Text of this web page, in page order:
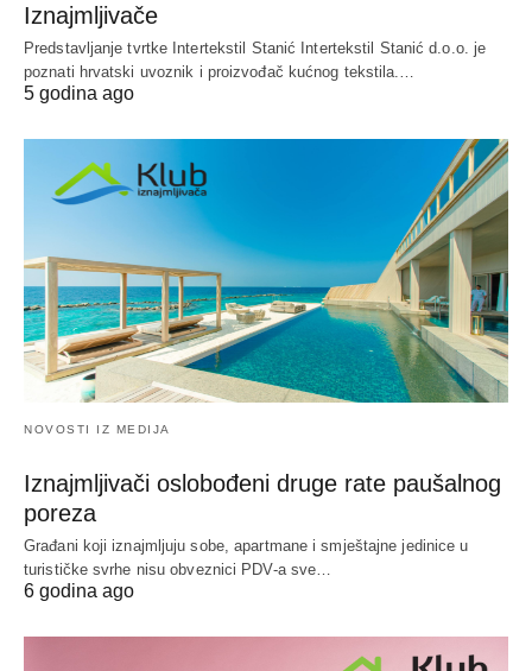
Iznajmljivače
Predstavljanje tvrtke Intertekstil Stanić Intertekstil Stanić d.o.o. je
poznati hrvatski uvoznik i proizvođač kućnog tekstila.…
5 godina ago
NOVOSTI IZ MEDIJA
Iznajmljivači oslobođeni druge rate paušalnog
poreza
Građani koji iznajmljuju sobe, apartmane i smještajne jedinice u
turističke svrhe nisu obveznici PDV-a sve…
6 godina ago